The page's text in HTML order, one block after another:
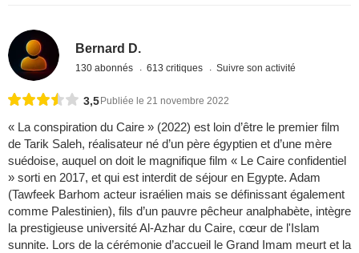
Bernard D.
130 abonnés 613 critiques Suivre son activité
3,5 Publiée le 21 novembre 2022
« La conspiration du Caire » (2022) est loin d’être le premier film
de Tarik Saleh, réalisateur né d’un père égyptien et d’une mère
suédoise, auquel on doit le magnifique film « Le Caire confidentiel
» sorti en 2017, et qui est interdit de séjour en Egypte. Adam
(Tawfeek Barhom acteur israélien mais se définissant également
comme Palestinien), fils d’un pauvre pêcheur analphabète, intègre
la prestigieuse université Al-Azhar du Caire, cœur de l'Islam
sunnite. Lors de la cérémonie d’accueil le Grand Imam meurt et la